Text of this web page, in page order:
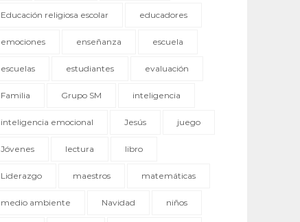
Educación religiosa escolar educadores
emociones enseñanza escuela
escuelas estudiantes evaluación
Familia Grupo SM inteligencia
inteligencia emocional Jesús juego
Jóvenes lectura libro
Liderazgo maestros matemáticas
medio ambiente Navidad niños